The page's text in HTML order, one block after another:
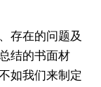
存在的问题及
结的书面材
如我们来制定